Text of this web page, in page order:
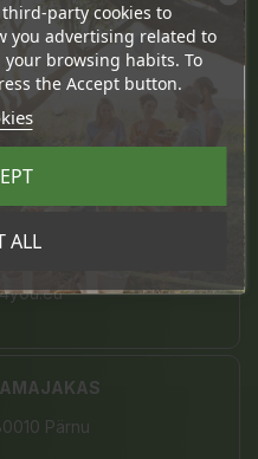
P 10-19
7787
Pärnu
party cookies to
you advertising related to
browsing habits. To
the Accept button.
ALL